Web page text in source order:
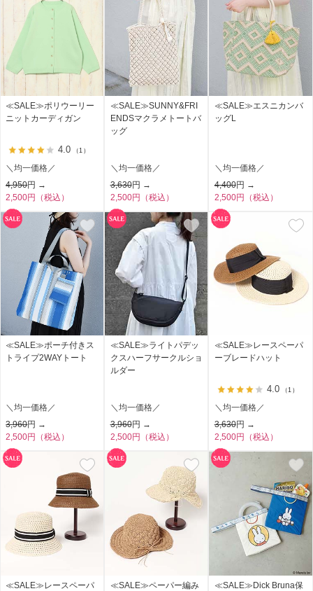
≪SALE≫ポリウーリー
ニットカーディガン
4.0 （1）
＼均一価格／
4,950円 →
2,500円（税込）
≪SALE≫SUNNY&FRI
ENDSマクラメトートバ
ッグ
＼均一価格／
3,630円 →
2,500円（税込）
≪SALE≫エスニカンバ
ッグL
＼均一価格／
4,400円 →
2,500円（税込）
≪SALE≫ポーチ付きス
トライプ2WAYトート
＼均一価格／
3,960円 →
2,500円（税込）
≪SALE≫ライトパデッ
クスハーフサークルショ
ルダー
＼均一価格／
3,960円 →
2,500円（税込）
≪SALE≫レースペーパ
ーブレードハット
4.0 （1）
＼均一価格／
3,630円 →
2,500円（税込）
≪SALE≫レースペーパ
≪SALE≫ペーパー編み
≪SALE≫Dick Bruna保